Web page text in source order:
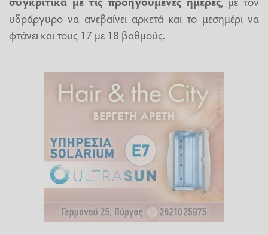
υδράργυρο να ανεβαίνει αρκετά και το μεσημέρι να
φτάνει και τους 17 με 18 βαθμούς.